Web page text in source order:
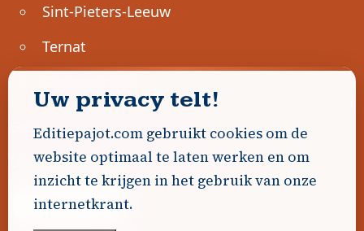
Sint-Pieters-Leeuw
Ternat
Geen advertenties gevonden.
Uw advertentie hier? Contacteer ons!
Word Partner!
Uw privacy telt!
Editiepajot.com gebruikt cookies om de
website optimaal te laten werken en om
inzicht te krijgen in het gebruik van onze
internetkrant.